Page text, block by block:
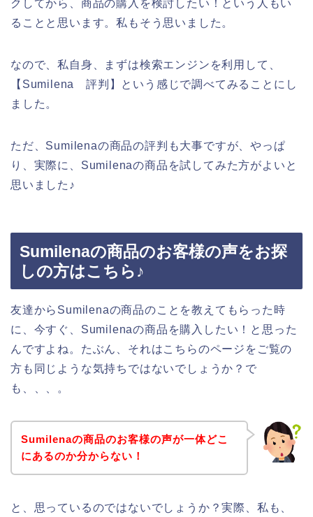
クしてから、商品の購入を検討したい！という人もい
ることと思います。私もそう思いました。
なので、私自身、まずは検索エンジンを利用して、
【Sumilena 評判】という感じで調べてみることにし
ました。
ただ、Sumilenaの商品の評判も大事ですが、やっぱ
り、実際に、Sumilenaの商品を試してみた方がよいと
思いました♪
Sumilenaの商品のお客様の声をお探
しの方はこちら♪
友達からSumilenaの商品のことを教えてもらった時
に、今すぐ、Sumilenaの商品を購入したい！と思った
んですよね。たぶん、それはこちらのページをご覧の
方も同じような気持ちではないでしょうか？で
も、、、。
Sumilenaの商品のお客様の声が一体どこ
にあるのか分からない！
と、思っているのではないでしょうか？実際、私も、